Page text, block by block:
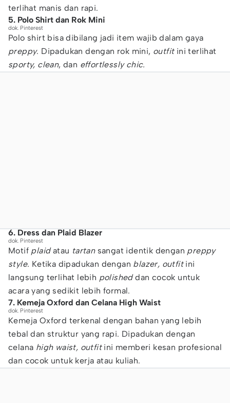
terlihat manis dan rapi.
5. Polo Shirt dan Rok Mini
dok. Pinterest
Polo shirt bisa dibilang jadi item wajib dalam gaya
preppy. Dipadukan dengan rok mini, outfitini terlihat
sporty, clean, dan effortlessly chic.
6. Dress dan Plaid Blazer
dok. Pinterest
Motif plaidatau tartansangat identik dengan preppy
style. Ketika dipadukan dengan blazer, outfitini
langsung terlihat lebih polisheddan cocok untuk
acara yang sedikit lebih formal.
7. Kemeja Oxford dan Celana High Waist
dok. Pinterest
Kemeja Oxford terkenal dengan bahan yang lebih
tebal dan struktur yang rapi. Dipadukan dengan
celana high waist, outfit ini memberi kesan profesional
dan cocok untuk kerja atau kuliah.